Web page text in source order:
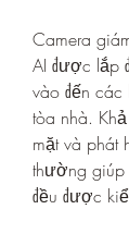
Camera
AI được lắp
vào đến
tòa nhà.
mặt và phát
thường giúp
đều được